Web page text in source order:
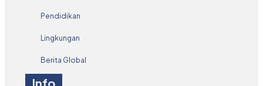
Pendidikan
Lingkungan
Berita Global
Info